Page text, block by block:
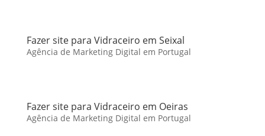
Fazer site para Vidraceiro em Seixal
Agência de Marketing Digital em Portugal
Fazer site para Vidraceiro em Oeiras
Agência de Marketing Digital em Portugal